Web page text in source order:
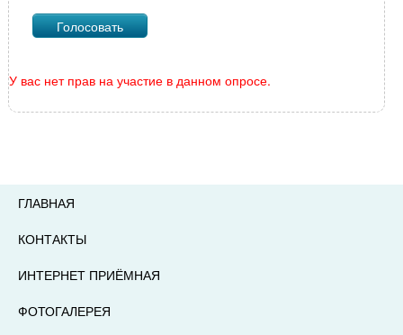
У вас нет прав на участие в данном опросе.
ГЛАВНАЯ
КОНТАКТЫ
ИНТЕРНЕТ ПРИЁМНАЯ
ФОТОГАЛЕРЕЯ